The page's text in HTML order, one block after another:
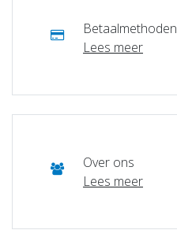
Betaalmethoden
Lees meer
Over ons
Lees meer